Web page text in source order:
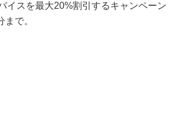
イスを最大20%割引するキャンペーン
で。